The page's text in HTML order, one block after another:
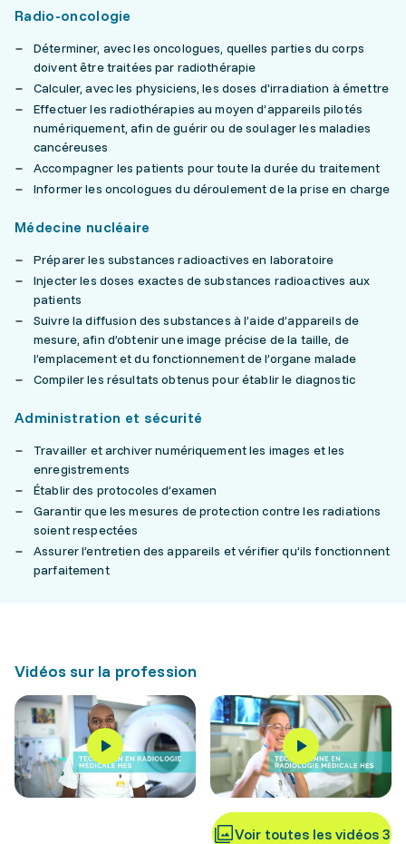
Radio-oncologie
Déterminer, avec les oncologues, quelles parties du corps
doivent être traitées par radiothérapie
Calculer, avec les physiciens, les doses d'irradiation à émettre
Effectuer les radiothérapies au moyen d’appareils pilotés
numériquement, afin de guérir ou de soulager les maladies
cancéreuses
Accompagner les patients pour toute la durée du traitement
Informer les oncologues du déroulement de la prise en charge
Médecine nucléaire
Préparer les substances radioactives en laboratoire
Injecter les doses exactes de substances radioactives aux
patients
Suivre la diffusion des substances à l’aide d’appareils de
mesure, afin d’obtenir une image précise de la taille, de
l’emplacement et du fonctionnement de l’organe malade
Compiler les résultats obtenus pour établir le diagnostic
Administration et sécurité
Travailler et archiver numériquement les images et les
enregistrements
Établir des protocoles d’examen
Garantir que les mesures de protection contre les radiations
soient respectées
Assurer l’entretien des appareils et vérifier qu’ils fonctionnent
parfaitement
Vidéos sur la profession
Voir toutes les vidéos 3